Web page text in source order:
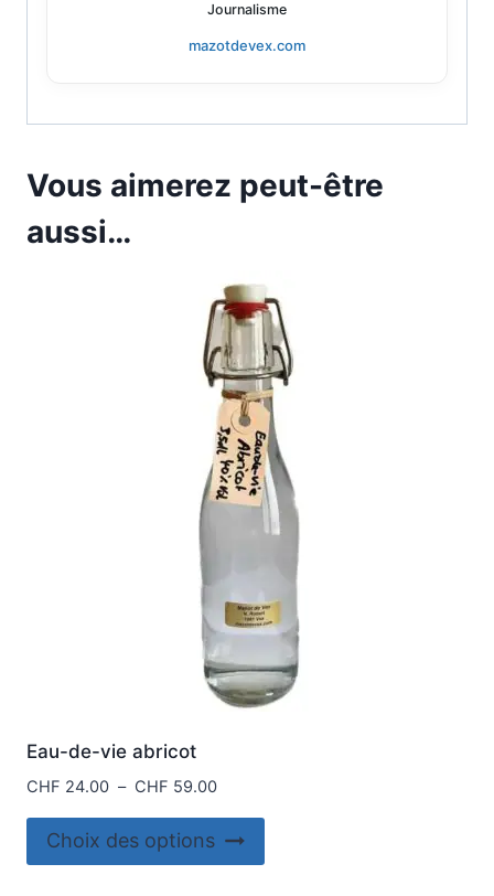
Journalisme
mazotdevex.com
Vous aimerez peut-être
aussi…
Eau-de-vie abricot
CHF 24.00 – CHF 59.00Plage
prix :
CHF 24.00
Choix des options
produit